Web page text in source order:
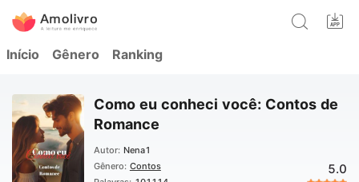
Início Gênero Ranking
Como eu conheci você: Contos de
Romance
Autor: Nena1
Gênero: Contos
5.0